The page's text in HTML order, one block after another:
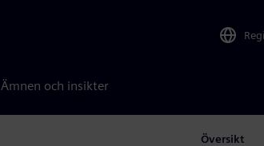
Ämnen och insikter
Översikt